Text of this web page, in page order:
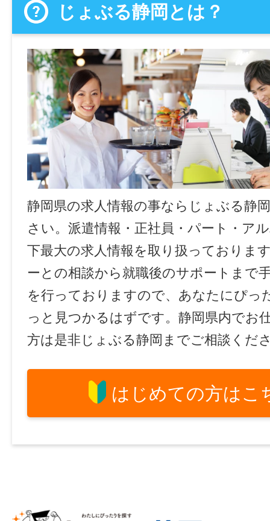
じょぶる静岡とは？
静岡県の求人情報の事ならじょぶる静
さい。派遣情報・正社員・パート・ア
下最大の求人情報を取り扱っておりま
ーとの相談から就職後のサポートまで
を行っておりますので、あなたにぴっ
っと見つかるはずです。静岡県内でお
方は是非じょぶる静岡までご相談くだ
はじめての方はこ